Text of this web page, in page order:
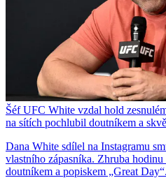
Šéf UFC White vzdal hold
na sítích pochlubil doutníkem a
Dana White sdílel na Instagramu
vlastního zápasníka. Zhruba
doutníkem a popiskem „Great Day“.